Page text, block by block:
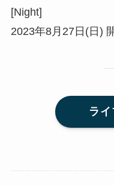
[Night]
2023年8月27日(日)
ラ